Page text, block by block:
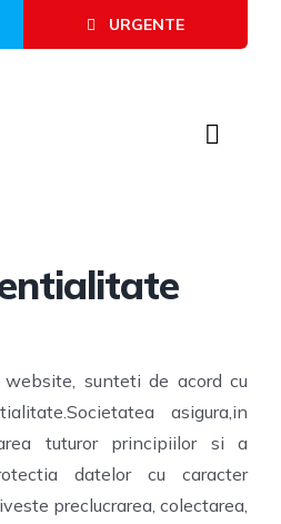
URGENTE
sunteti de acord cu
asigura,in
tuturor principiilor si a
datelor cu caracter
preclucrarea, colectarea,